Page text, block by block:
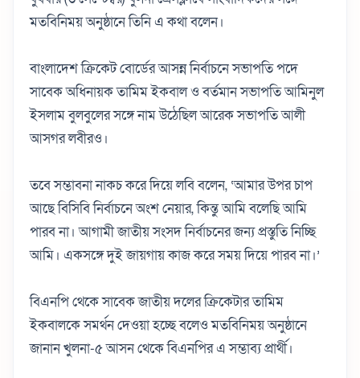
মতবিনিময় অনুষ্ঠানে তিনি এ কথা বলেন।
বাংলাদেশ ক্রিকেট বোর্ডের আসন্ন নির্বাচনে সভাপতি পদে
সাবেক অধিনায়ক তামিম ইকবাল ও বর্তমান সভাপতি আমিনুল
ইসলাম বুলবুলের সঙ্গে নাম উঠেছিল আরেক সভাপতি আলী
আসগর লবীরও।
তবে সম্ভাবনা নাকচ করে দিয়ে লবি বলেন, ‘আমার উপর চাপ
আছে বিসিবি নির্বাচনে অংশ নেয়ার, কিন্তু আমি বলেছি আমি
পারব না। আগামী জাতীয় সংসদ নির্বাচনের জন্য প্রস্তুতি নিচ্ছি
আমি। একসঙ্গে দুই জায়গায় কাজ করে সময় দিয়ে পারব না।’
বিএনপি থেকে সাবেক জাতীয় দলের ক্রিকেটার তামিম
ইকবালকে সমর্থন দেওয়া হচ্ছে বলেও মতবিনিময় অনুষ্ঠানে
জানান খুলনা-৫ আসন থেকে বিএনপির এ সম্ভাব্য প্রার্থী।